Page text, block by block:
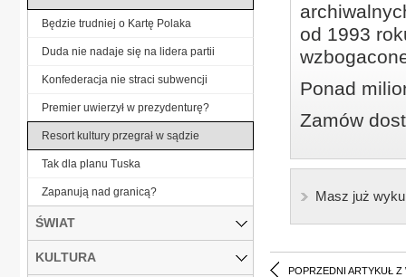
od 1993
Ponad
Zamów
Masz już
POPRZEDNI ARTYKUŁ Z
Będzie trudniej o Kartę Polaka
Duda nie nadaje się na lidera partii
Konfederacja nie straci subwencji
Premier uwierzył w prezydenturę?
Resort kultury przegrał w sądzie
Tak dla planu Tuska
Zapanują nad granicą?
ŚWIAT
KULTURA